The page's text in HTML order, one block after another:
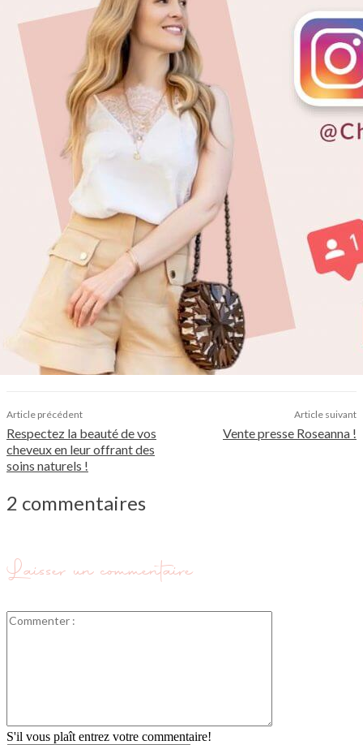
Article précédent
Respectez la beauté de vos
cheveux en leur offrant des
soins naturels !
Article suivant
Vente presse Roseanna !
2 commentaires
Laisser un commentaire
S'il vous plaît entrez votre commentaire!